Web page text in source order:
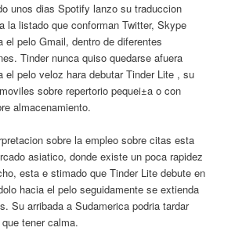
unos dias Spotify lanzo su traduccion
la listado que conforman Twitter, Skype
el pelo Gmail, dentro de diferentes
Tinder nunca quiso quedarse afuera
el pelo veloz hara debutar Tinder Lite , su
sobre repertorio pequei±a o con
almacenamiento.
sobre la empleo sobre citas esta
asiatico, donde existe un poca rapidez
esta e stimado que Tinder Lite debute en
hacia el pelo seguidamente se extienda
Su arribada a Sudamerica podria tardar
tener calma.